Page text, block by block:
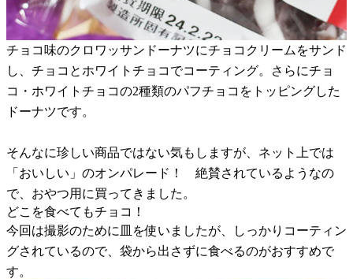
チョコ味のクロワッサンドーナツにチョコクリームをサンド
し、チョコとホワイトチョコでコーティング。さらにチョ
コ・ホワイトチョコの2種類のパフチョコをトッピングした
ドーナツです。
そんなに珍しい商品ではない気もしますが、ネット上では
「おいしい」のオンパレード！ 絶賛されているようなの
で、おやつ用に買ってきました。
どこを食べてもチョコ！
今回は撮影のために皿を使いましたが、しっかりコーティン
グされているので、袋から出さずに食べるのがおすすめで
す。